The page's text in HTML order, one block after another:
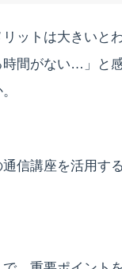
ットは大きいと
時間がない…」と
信講座を活用す